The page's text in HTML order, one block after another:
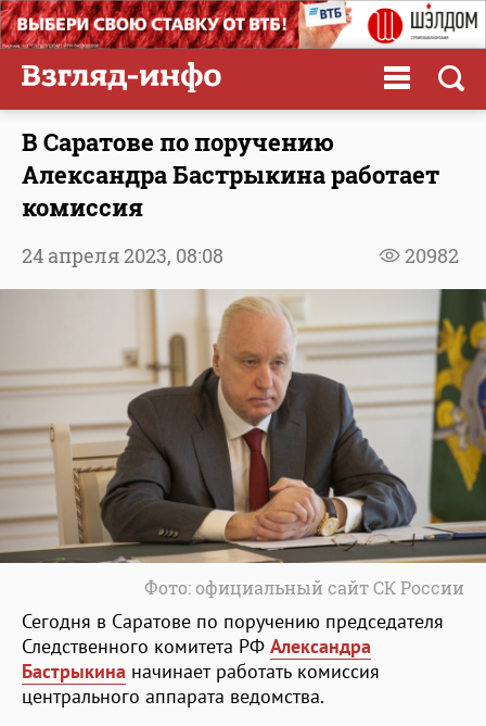
В Саратове по поручению
Александра Бастрыкина работает
комиссия
20982
24 апреля 2023, 08:08
Фото: официальный сайт СК России
Сегодня в Саратове по поручению председателя
Следственного комитета РФ Александра
Бастрыкина начинает работать комиссия
центрального аппарата ведомства.